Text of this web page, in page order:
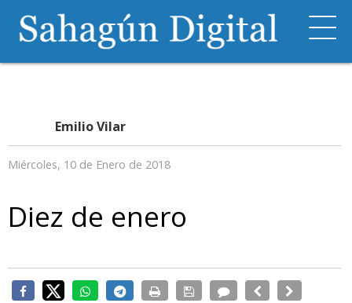
Emilio Vilar
Miércoles, 10 de Enero de 2018
Diez de enero